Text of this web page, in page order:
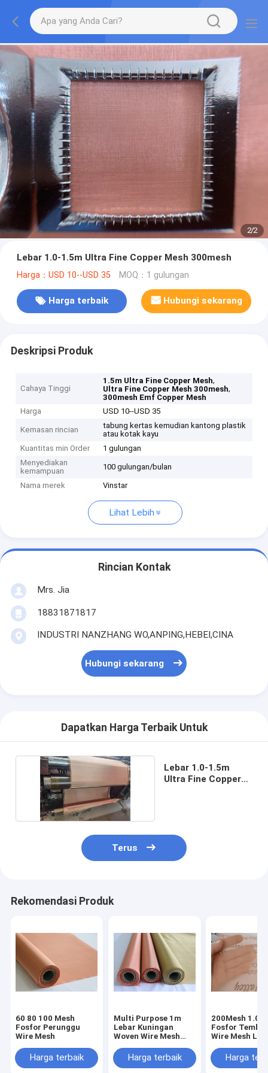
2/2
Lebar 1.0-1.5m Ultra Fine Copper Mesh 300mesh
Harga：USD 10--USD 35 MOQ：1 gulungan
Harga terbaik Hubungi sekarang
Deskripsi Produk
Cahaya Tinggi
1.5m Ultra Fine Copper Mesh,
Ultra Fine Copper Mesh 300mesh,
300mesh Emf Copper Mesh
Harga
USD 10--USD 35
Kemasan rincian
tabung kertas kemudian kantong plastik
atau kotak kayu
Kuantitas min Order
1 gulungan
Menyediakan
kemampuan
100 gulungan/bulan
Nama merek Vinstar
Lihat Lebih
Rincian Kontak
Mrs. Jia
18831871817
INDUSTRI NANZHANG WO,ANPING,HEBEI,CINA
Hubungi sekarang
Dapatkan Harga Terbaik Untuk
Lebar 1.0-1.5m
Ultra Fine Copper
Terus
Rekomendasi Produk
60 80 100 Mesh
Fosfor Perunggu
Wire Mesh
Harga terbaik
Multi Purpose 1m
Lebar Kuningan
Woven Wire Mesh
Perunggu
Harga terbaik
200Mesh 1.0M
Fosfor
Wire Mesh
Oleh Industri
Harga